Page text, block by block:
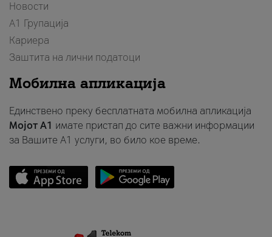
Новости
А1 Групација
Кариера
Заштита на лични податоци
Мобилна апликација
Единствено преку бесплатната мобилна апликација
Мојот A1 имате пристап до сите важни информации
за Вашите A1 услуги, во било кое време.